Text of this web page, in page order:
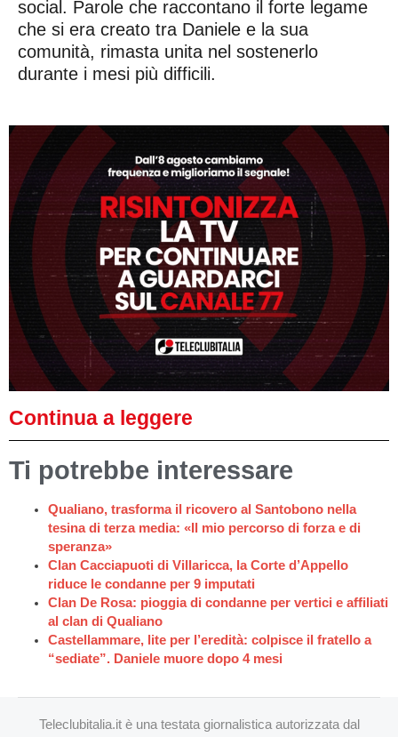
social. Parole che raccontano il forte legame
che si era creato tra Daniele e la sua
comunità, rimasta unita nel sostenerlo
durante i mesi più difficili.
Continua a leggere
Ti potrebbe interessare
Qualiano, trasforma il ricovero al Santobono nella
tesina di terza media: «Il mio percorso di forza e di
speranza»
Clan Cacciapuoti di Villaricca, la Corte d’Appello
riduce le condanne per 9 imputati
Clan De Rosa: pioggia di condanne per vertici e affiliati
al clan di Qualiano
Castellammare, lite per l’eredità: colpisce il fratello a
“sediate”. Daniele muore dopo 4 mesi
Teleclubitalia.it è una testata giornalistica autorizzata dal